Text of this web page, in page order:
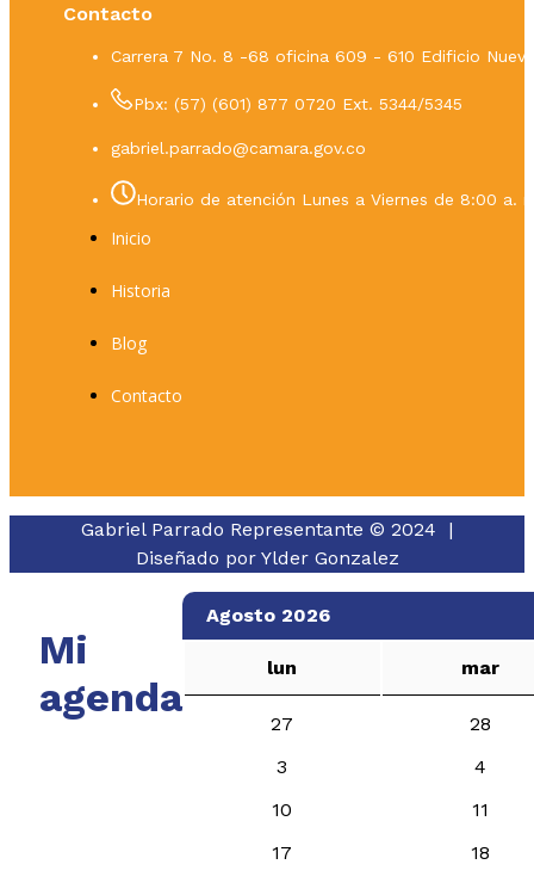
Contacto
Carrera 7 No. 8 -68 oficina 609 - 610 Edificio
Pbx: (57) (601) 877 0720 Ext. 5344/5345
gabriel.parrado@camara.gov.co
Horario de atención Lunes a Viernes de 8:00 a.
Inicio
Historia
Blog
Contacto
Gabriel Parrado Representante © 2024 |
Diseñado por Ylder Gonzalez
Mi
agenda
Agosto 2026
lun mar
27
28
3
4
10
11
17
18